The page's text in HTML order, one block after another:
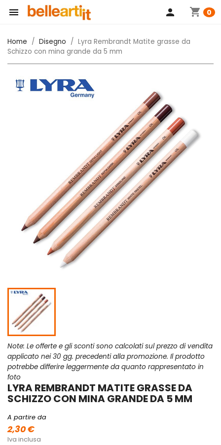
 shopping_cart 0
person
Home Disegno
Lyra Rembrandt Matite grasse da
Schizzo con mina grande da 5 mm
Note: Le offerte e gli sconti sono calcolati sul prezzo di vendita
applicato nei 30 gg. precedenti alla promozione. Il prodotto
potrebbe differire leggermente da quanto rappresentato in
foto
LYRA REMBRANDT MATITE GRASSE DA
SCHIZZO CON MINA GRANDE DA 5 MM
A partire da
2,30 €
Iva inclusa